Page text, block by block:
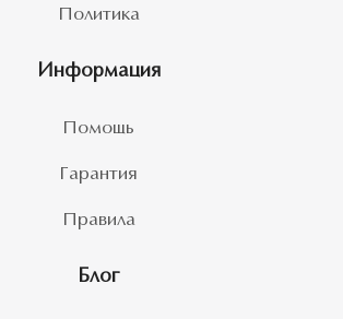
Политика
Информация
Помощь
Гарантия
Правила
Блог